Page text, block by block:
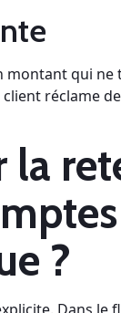
qui
réclame
?